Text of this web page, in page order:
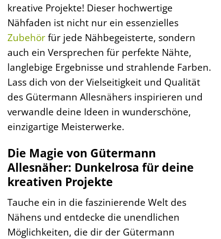
kreative Projekte! Dieser hochwertige
Nähfaden ist nicht nur ein essenzielles
Zubehörfür jede Nähbegeisterte, sondern
auch ein Versprechen für perfekte Nähte,
langlebige Ergebnisse und strahlende Farben.
Lass dich von der Vielseitigkeit und Qualität
des Gütermann Allesnähers inspirieren und
verwandle deine Ideen in wunderschöne,
einzigartige Meisterwerke.
Die Magie von Gütermann
Allesnäher: Dunkelrosa für deine
kreativen Projekte
Tauche ein in die faszinierende Welt des
Nähens und entdecke die unendlichen
Möglichkeiten, die dir der Gütermann